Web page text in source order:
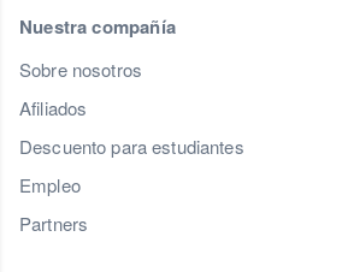
Nuestra compañía
Sobre nosotros
Afiliados
Descuento para estudiantes
Empleo
Partners